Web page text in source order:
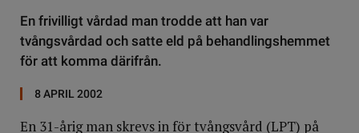
En frivilligt vårdad man trodde att han var
tvångsvårdad och satte eld på behandlingshemmet
för att komma därifrån.
8 APRIL 2002
En 31-årig man skrevs in för tvångsvård (LPT) på